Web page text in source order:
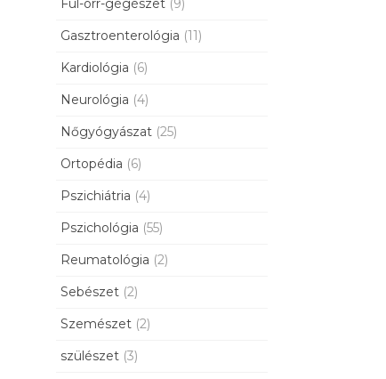
Fül-orr-gégészet (9)
Gasztroenterológia (11)
Kardiológia (6)
Neurológia (4)
Nőgyógyászat (25)
Ortopédia (6)
Pszichiátria (4)
Pszichológia (55)
Reumatológia (2)
Sebészet (2)
Szemészet (2)
szülészet (3)